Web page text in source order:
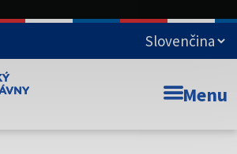
stránka Prešovského
Menu